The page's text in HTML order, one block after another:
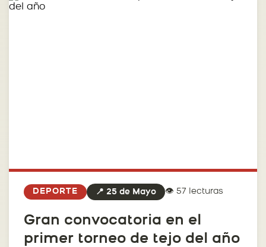
DEPORTE 📍 25 de Mayo 👁️ 57 lecturas
Gran convocatoria en el
primer torneo de tejo del año